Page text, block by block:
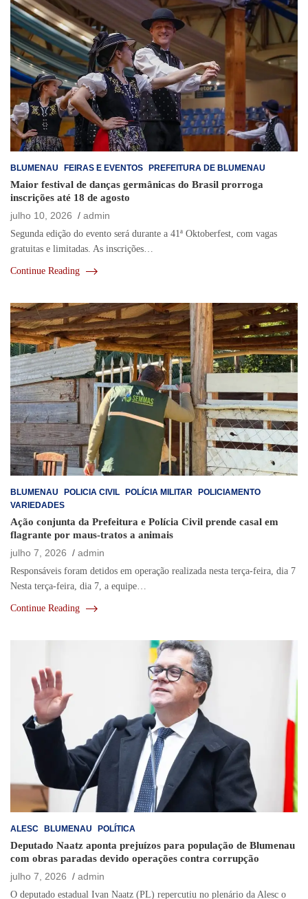
BLUMENAU FEIRAS E EVENTOS PREFEITURA DE BLUMENAU
Maior festival de danças germânicas do Brasil prorroga
inscrições até 18 de agosto
julho 10, 2026
admin
Segunda edição do evento será durante a 41ª Oktoberfest, com vagas
gratuitas e limitadas. As inscrições…
Continue Reading
BLUMENAU POLICIA CIVIL POLÍCIA MILITAR
POLICIAMENTO
VARIEDADES
Ação conjunta da Prefeitura e Polícia Civil prende casal em
flagrante por maus-tratos a animais
julho 7, 2026
admin
Responsáveis foram detidos em operação realizada nesta terça-feira, dia 7
Nesta terça-feira, dia 7, a equipe…
Continue Reading
ALESC BLUMENAU POLÍTICA
Deputado Naatz aponta prejuízos para população de Blumenau
com obras paradas devido operações contra corrupção
julho 7, 2026
admin
O deputado estadual Ivan Naatz (PL) repercutiu no plenário da Alesc o